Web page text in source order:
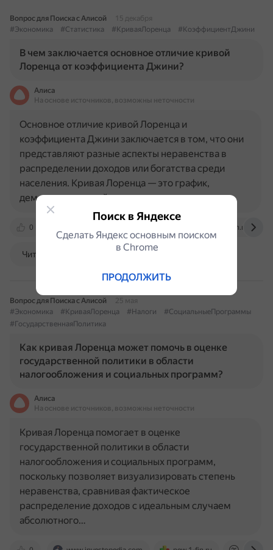
Вопрос для Поиска с Алисой
15 декабря
#Экономика
#Статистика #КриваяЛоренца #КоэффициентДжини
В чем заключается основное отличие кривой
Лоренца от коэффициента Джини?
Алиса
На основе источников, возможны неточности
0 www.economicsdiscussion.net
Основное отличие кривой Лоренца и
коэффициента Джини заключается в том, что они
представляют разные аспекты неравенства в
распределении доходов или богатства среди
населения. Кривая Лоренца — это график,
демонстрирующий степень неравенства в…
Читать далее
Вопрос для Поиска с Алисой
25 мая
#Экономика
#КриваяЛоренца #Налоги
#СоциальныеПрограммы
#ГосударственнаяПолитика
Как кривая Лоренца может помочь в оценке
государственной политики в области
налогообложения и социальных программ?
Алиса
На основе источников, возможны неточности
Кривая Лоренца помогает в оценке
государственной политики в области
налогообложения и социальных программ,
поскольку позволяет визуализировать степень
неравенства, сравнивая фактическое
распределение доходов с идеальным случаем
абсолютного…
Поиск в Яндексе
Сделать Яндекс основным поиском
в Сhrome
ПРОДОЛЖИТЬ